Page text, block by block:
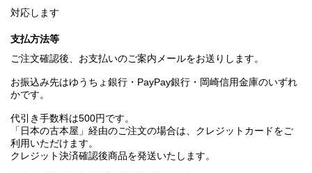
対応します
支払方法等
ご注文確認後、お支払いのご案内メールをお送りします。
お振込み先はゆうちょ銀行・PayPay銀行・岡崎信用金庫のいずれ
かです。
代引き手数料は500円です。
「日本の古本屋」経由のご注文の場合は、クレジットカードをご
利用いただけます。
クレジット決済確認後商品を発送いたします。